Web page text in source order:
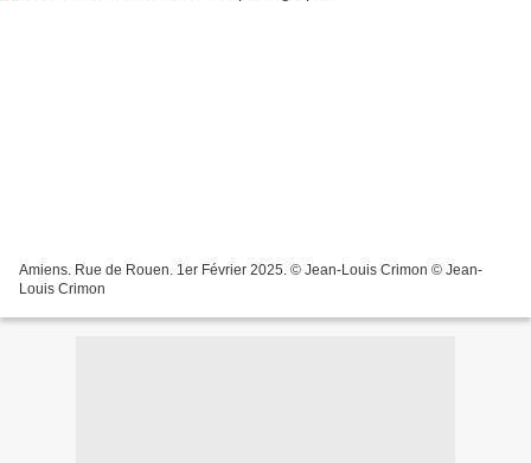
Amiens. Rue de Rouen. 1er Février 2025. © Jean-Louis Crimon © Jean-
Louis Crimon